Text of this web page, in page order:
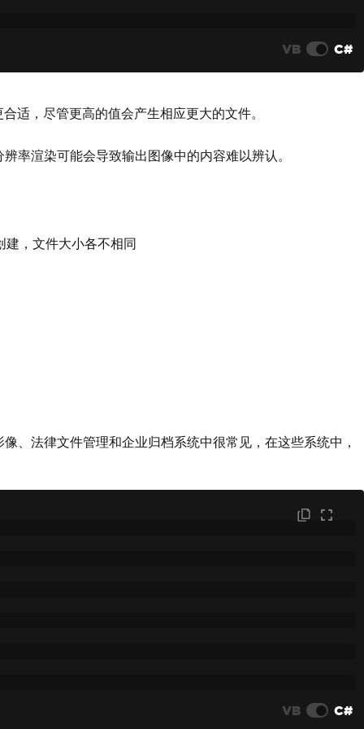
VB C#
适，尽管更高的值会产生相应更大的文件。
率渲染可能会导致输出图像中的内容难以辨认。
，文件大小各不相同
、法律文件管理和企业归档系统中很常见，在这些系统中，
VB C#